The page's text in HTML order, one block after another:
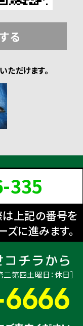
る
ただけます。
335
上記の番号を
ズに進みます。
チラから
第四土曜日：休日］